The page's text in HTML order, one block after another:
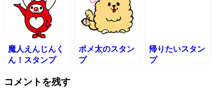
魔人えんじんく
ん！スタンプ
ポメ太のスタン
プ
帰りたいスタン
プ
コメントを残す